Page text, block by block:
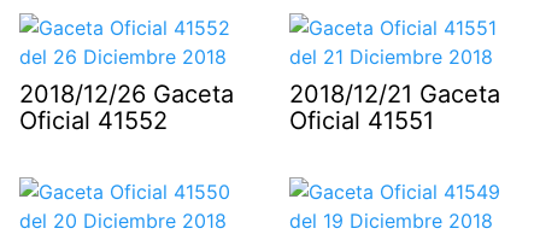
2018/12/26 Gaceta
Oficial 41552
2018/12/21 Gaceta
Oficial 41551